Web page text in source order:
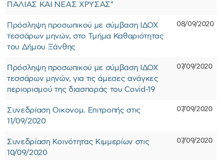
ΠΑΛΙΑΣ ΚΑΙ ΝΕΑΣ ΧΡΥΣΑΣ"
Πρόσληψη προσωπικού με σύμβαση ΙΔΟΧ
τεσσάρων μηνών, στο Τμήμα Καθαριότητας
του Δήμου Ξάνθης
08/09/2020
Πρόσληψη προσωπικού με σύμβαση ΙΔΟΧ
τεσσάρων μηνών, για τις άμεσες ανάγκες
περιορισμού της διασποράς του Covid-19
07/09/2020
Συνεδρίαση Οικονομ. Επιτροπής στις
11/09/2020
07/09/2020
Συνεδρίαση Κοινότητας Κιμμερίων στις
10/09/2020
07/09/2020